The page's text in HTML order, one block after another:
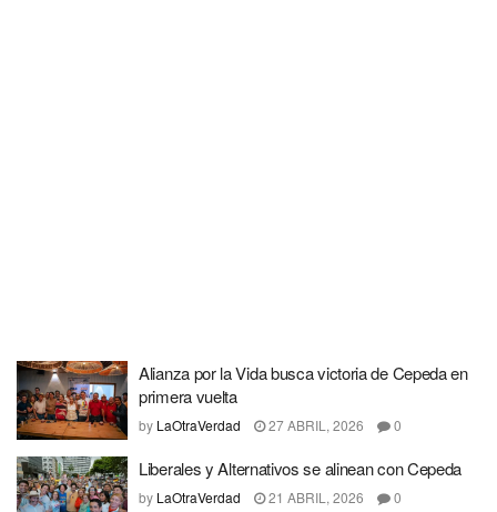
Alianza por la Vida busca victoria de Cepeda en
primera vuelta
by LaOtraVerdad 27 ABRIL, 2026 0
Liberales y Alternativos se alinean con Cepeda
by LaOtraVerdad 21 ABRIL, 2026 0